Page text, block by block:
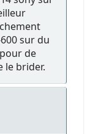
sur du
de
le brider.